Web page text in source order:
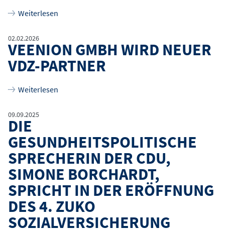
Weiterlesen
02.02.2026
VEENION GMBH WIRD NEUER
VDZ-PARTNER
Weiterlesen
09.09.2025
DIE
GESUNDHEITSPOLITISCHE
SPRECHERIN DER CDU,
SIMONE BORCHARDT,
SPRICHT IN DER ERÖFFNUNG
DES 4. ZUKO
SOZIALVERSICHERUNG